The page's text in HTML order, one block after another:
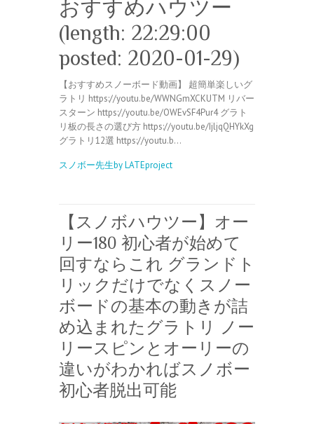
おすすめハウツー
(length: 22:29:00
posted: 2020-01-29)
【おすすめスノーボード動画】 超簡単楽しいグ
ラトリ https://youtu.be/WWNGmXCKUTM リバー
スターン https://youtu.be/OWEvSF4Pur4 グラト
リ板の長さの選び方 https://youtu.be/IjljqQHYkXg
グラトリ12選 https://youtu.b…
スノボー先生by LATEproject
【スノボハウツー】オー
リー180 初心者が始めて
回すならこれ グランドト
リックだけでなくスノー
ボードの基本の動きが詰
め込まれたグラトリ ノー
リースピンとオーリーの
違いがわかればスノボー
初心者脱出可能